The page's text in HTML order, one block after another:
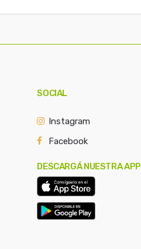
SOCIAL
Instagram
Facebook
DESCARGÁ NUESTRA APP